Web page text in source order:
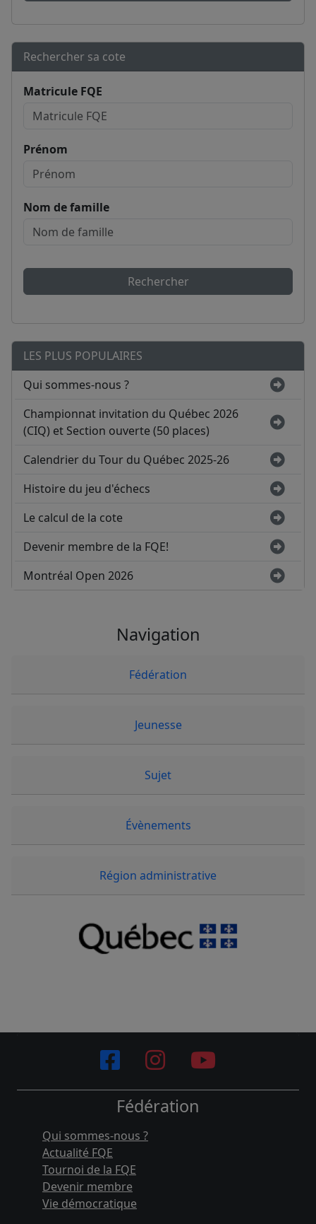
Rechercher sa cote
Matricule FQE
Prénom
Nom de famille
Rechercher
LES PLUS POPULAIRES
Qui sommes-nous ?
Championnat invitation du Québec 2026
(CIQ) et Section ouverte (50 places)
Calendrier du Tour du Québec 2025-26
Histoire du jeu d'échecs
Le calcul de la cote
Devenir membre de la FQE!
Montréal Open 2026
Navigation
Fédération
Jeunesse
Sujet
Évènements
Région administrative
Fédération
Qui sommes-nous ?
Actualité FQE
Tournoi de la FQE
Devenir membre
Vie démocratique